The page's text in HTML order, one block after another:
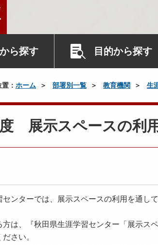
ら探す 目的から探す
： ホーム 部署別一覧 教育機関 生
展示スペースの利
ンターでは、展示スペースの利用を通し
は、『秋田県生涯学習センター「展示ス
さい。